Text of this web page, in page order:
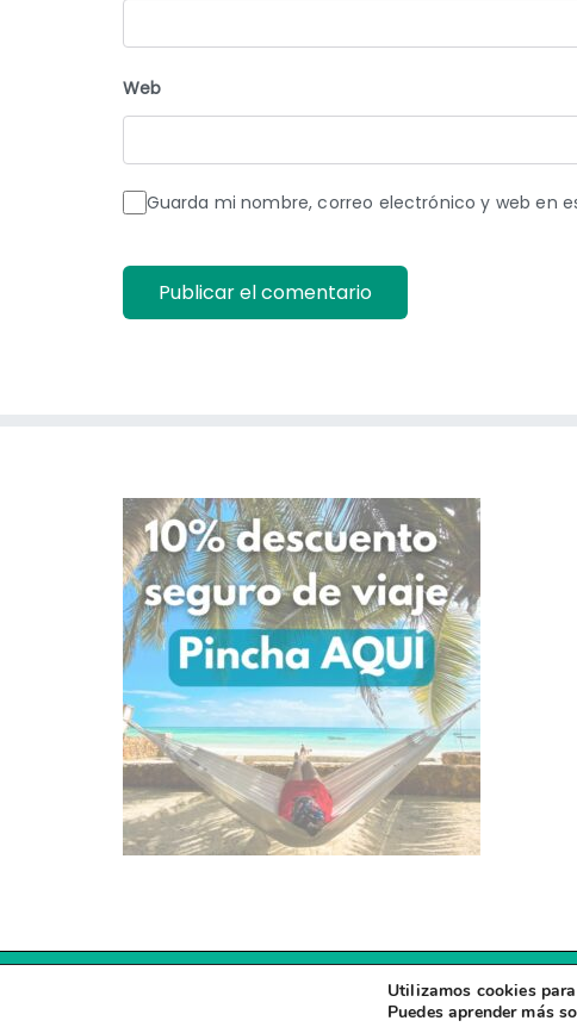
Web
Guarda mi nombre, correo electrónico y web en
Utilizamos cookies
Puedes aprender más